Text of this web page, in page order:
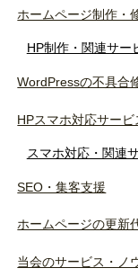
ホームページ制作・
HP制作・関連サー
WordPressの不具合
HPスマホ対応サービ
スマホ対応・関連
SEO・集客支援
ホームページの更新
当会のサービス・ノ